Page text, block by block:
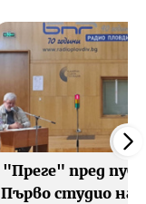
"Преге" пред
Първо студио на